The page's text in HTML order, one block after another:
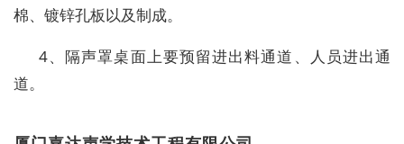
棉、镀锌孔板以及制成。
4、隔声罩桌面上要预留进出料通道、人员进出通
道。